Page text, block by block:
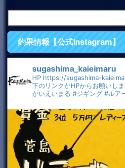
釣果情報【公式Instagram】
sugashima_kaieimaru
HP https://sugashima-
下のリンクかHPからお願いしま
かいえいまる #ジギング #ルア